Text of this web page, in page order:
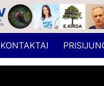
KONTAKTAI